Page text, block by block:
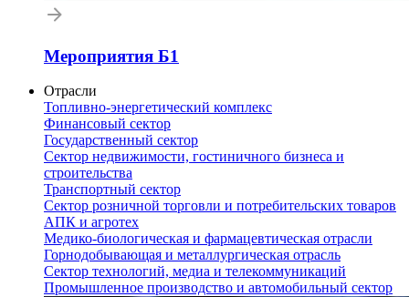
Мероприятия Б1
Отрасли
Топливно-энергетический комплекс
Финансовый сектор
Государственный сектор
Сектор недвижимости, гостиничного бизнеса и
строительства
Транспортный сектор
Сектор розничной торговли и потребительских товаров
АПК и агротех
Медико-биологическая и фармацевтическая отрасли
Горнодобывающая и металлургическая отрасль
Сектор технологий, медиа и телекоммуникаций
Промышленное производство и автомобильный сектор